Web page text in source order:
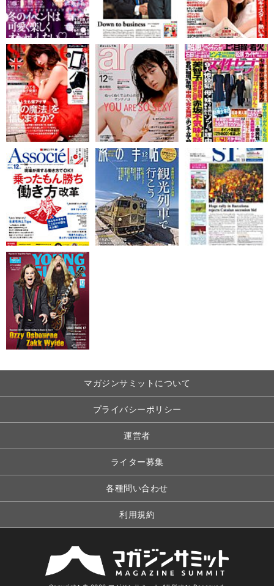
マガジンサミットについて
プライバシーポリシー
運営者
ライター募集
各種問い合わせ
利用規約